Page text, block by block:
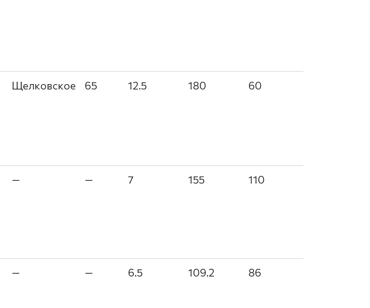
Щелковское 65 12.5 180 60
— — 7 155 110
— — 6.5 109.2 86